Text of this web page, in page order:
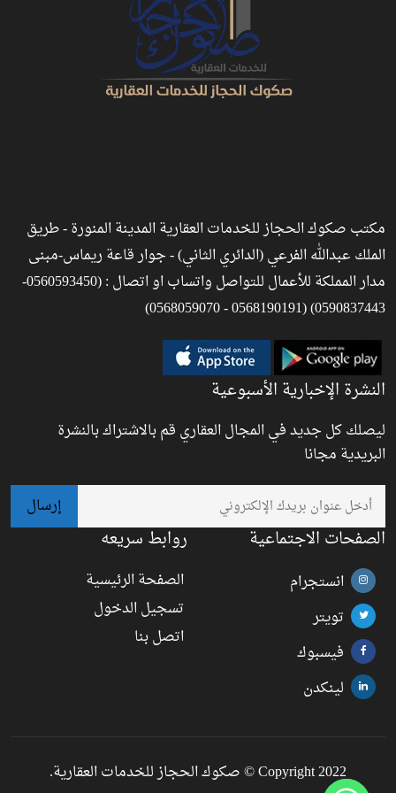
مكتب صكوك الحجاز للخدمات العقارية المدينة المنورة - طريق
الملك عبدالله الفرعي (الدائري الثاني) - جوار قاعة ريماس-مبنى
مدار المملكة للأعمال للتواصل واتساب او اتصال : (0560593450-
0590837443) (0568190191 - 0568059070)
النشرة الإخبارية الأسبوعية
ليصلك كل جديد في المجال العقاري قم بالاشتراك بالنشرة
البريدية مجانا
الصفحات الاجتماعية
انستجرام
تويتر
فيسبوك
لينكدن
روابط سريعه
الصفحة الرئيسية
تسجيل الدخول
اتصل بنا
Copyright 2022 © صكوك الحجاز للخدمات العقارية.